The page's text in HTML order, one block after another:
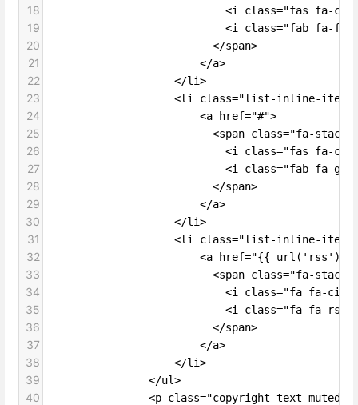
18
<i class="fas fa-
19
<i class="fab fa-
20
                          </span>
21
                        </a>
22
                    </li>
23
<li class="list-inline-
24
                        <a href="#">
25
<span class="fa-stack
26
<i class="fas fa-
27
<i class="fab fa-
28
                          </span>
29
                        </a>
30
                    </li>
31
<li class="list-inline-
32
<a href="{{ url('rss')
33
<span class="fa-stack
34
<i class="fa fa-
35
<i class="fa fa-rss
36
                          </span>
37
                        </a>
38
                    </li>
39
                </ul>
40
<p class="copyright text-